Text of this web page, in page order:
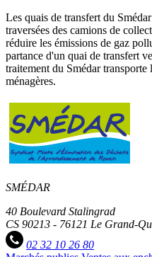
Les quais de transfert du
traversées des camions de
réduire les émissions de gaz
partance d'un quai de transfert
traitement du Smédar
ménagères.
SMÉDAR
40 Boulevard Stalingrad
CS 90213 - 76121 Le Grand-
02 32 10 26 80